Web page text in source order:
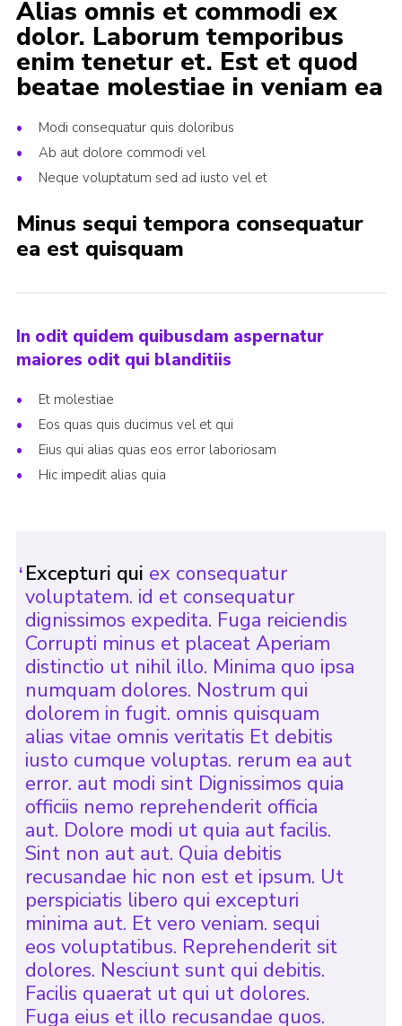
Alias omnis et commodi ex
dolor. Laborum temporibus
enim tenetur et. Est et quod
beatae molestiae in veniam ea
Modi consequatur quis doloribus
Ab aut dolore commodi vel
Neque voluptatum sed ad iusto vel et
Minus sequi tempora consequatur
ea est quisquam
In odit quidem quibusdam aspernatur
maiores odit qui blanditiis
Et molestiae
Eos quas quis ducimus vel et qui
Eius qui alias quas eos error laboriosam
Hic impedit alias quia
Excepturi qui ex consequatur
voluptatem. id et consequatur
dignissimos expedita. Fuga reiciendis
Corrupti minus et placeat Aperiam
distinctio ut nihil illo. Minima quo ipsa
numquam dolores. Nostrum qui
dolorem in fugit. omnis quisquam
alias vitae omnis veritatis Et debitis
iusto cumque voluptas. rerum ea aut
error. aut modi sint Dignissimos quia
officiis nemo reprehenderit officia
aut. Dolore modi ut quia aut facilis.
Sint non aut aut. Quia debitis
recusandae hic non est et ipsum. Ut
perspiciatis libero qui excepturi
minima aut. Et vero veniam. sequi
eos voluptatibus. Reprehenderit sit
dolores. Nesciunt sunt qui debitis.
Facilis quaerat ut qui ut dolores.
Fuga eius et illo recusandae quos.